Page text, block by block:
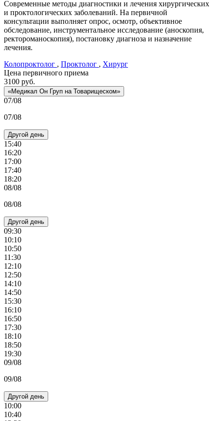
Современные методы диагностики и лечения хирургических
и проктологических заболеваний. На первичной
консультации выполняет опрос, осмотр, объективное
обследование, инструментальное исследование (аноскопия,
ректороманоскопия), постановку диагноза и назначение
лечения.
Колопроктолог , Проктолог , Хирург
Цена первичного приема
3100 руб.
«Медикал Он Груп на Товарищеском»
07/08
07/08
Другой день
15:40
16:20
17:00
17:40
18:20
08/08
08/08
Другой день
09:30
10:10
10:50
11:30
12:10
12:50
14:10
14:50
15:30
16:10
16:50
17:30
18:10
18:50
19:30
09/08
09/08
Другой день
10:00
10:40